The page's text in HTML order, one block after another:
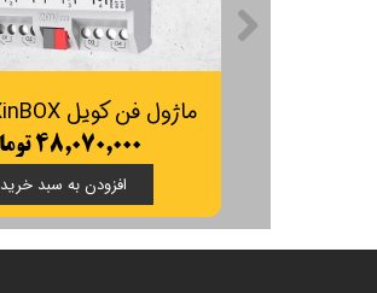
۴۸,۰۷۰,۰۰۰ تومان
افزودن به سبد خرید